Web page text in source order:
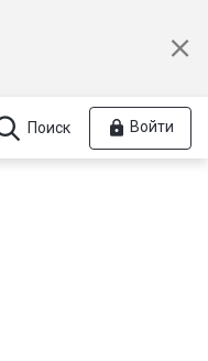
Поиск Войти